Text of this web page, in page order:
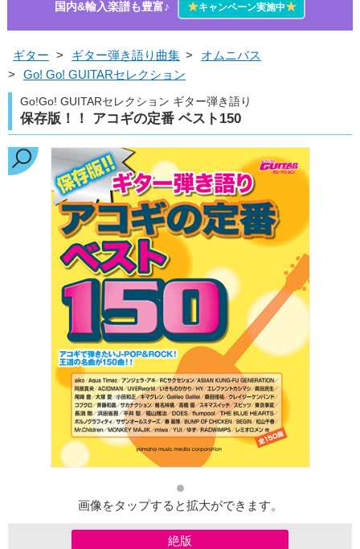
国内&輸入楽譜も豊富♪
★キャンペーン実施中★
ギター > ギター弾き語り曲集 >
オムニバス
>
Go! Go! GUITARセレクション
Go!Go! GUITARセレクション ギター弾き語り
保存版！！ アコギの定番 ベスト150
画像をタップすると拡大ができます。
絶版